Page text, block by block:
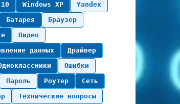
Windows XP
Yandex
Батарея
Браузер
Видео
данных
Драйвер
Ошибки
Пароль Роутер
Сеть
Технические вопросы